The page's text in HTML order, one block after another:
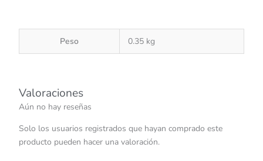
Peso 0.35 kg
Valoraciones
Aún no hay reseñas
Solo los usuarios registrados que hayan comprado este
producto pueden hacer una valoración.